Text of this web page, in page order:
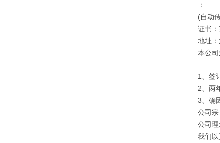
：
(自动
证书：
地址
本公司
1、签
2、两
3、确
公司宗
公司理
我们